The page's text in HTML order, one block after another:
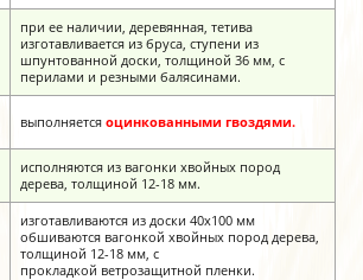
при ее наличии, деревянная, тетива
изготавливается из бруса, ступени из
шпунтованной доски, толщиной 36 мм, с
перилами и резными балясинами.
выполняется оцинкованными гвоздями.
исполняются из вагонки хвойных пород
дерева, толщиной 12-18 мм.
изготавливаются из доски 40х100 мм
обшиваются вагонкой хвойных пород дерева,
толщиной 12-18 мм, с
прокладкой ветрозащитной пленки.